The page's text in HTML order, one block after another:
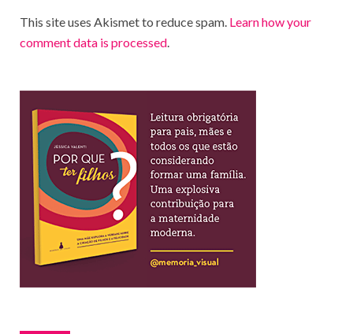
This site uses Akismet to reduce spam. Learn how your
comment data is processed.